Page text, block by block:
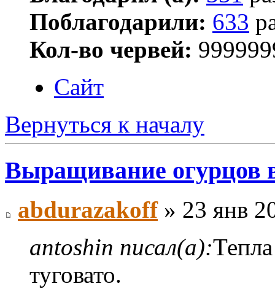
Поблагодарили: 633
Кол-во червей:
Сайт
Вернуться к началу
Выращивание огурцов
abdurazakoff» 23 янв
antoshin писал(а):
туговато.